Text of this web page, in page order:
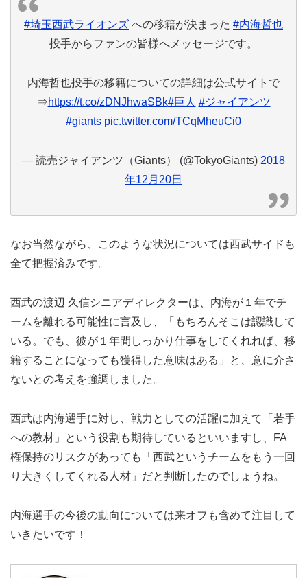
#埼玉西武ライオンズ への移籍が決まった #内海哲也
投手からファンの皆様へメッセージです。
内海哲也投手の移籍についての詳細は公式サイトで
⇒https://t.co/zDNJhwaSBk#巨人 #ジャイアンツ
#giants pic.twitter.com/TCqMheuCi0
— 読売ジャイアンツ（Giants） (@TokyoGiants) 2018
年12月20日
なお当然ながら、このような状況については西武サイドも
全て把握済みです。
西武の渡辺 久信シニアディレクターは、内海が１年でチ
ームを離れる可能性に言及し、「もちろんそこは認識して
いる。でも、彼が１年間しっかり仕事をしてくれれば、移
籍することになっても獲得した意味はある」と、意に介さ
ないとの考えを強調しました。
西武は内海選手に対し、戦力としての活躍に加えて「若手
への教材」という役割も期待しているといいますし、FA
権保持のリスクがあっても「西武というチームをもう一回
り大きくしてくれる人材」だと判断したのでしょうね。
内海選手の今後の動向については来オフも含めて注目して
いきたいです！